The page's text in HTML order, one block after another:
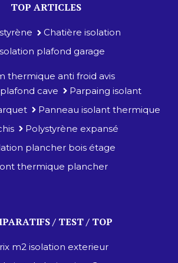
TOP ARTICLES
Chatière isolation
plafond garage
thermique anti froid avis
cave
Parpaing isolant
Panneau isolant thermique
Polystyrène expansé
plancher bois étage
thermique plancher
/ TEST / TOP
m2 isolation exterieur